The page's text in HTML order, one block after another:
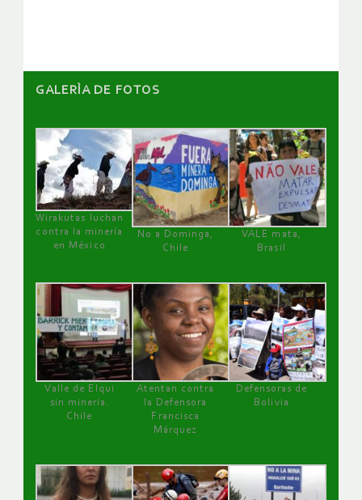
GALERÌA DE FOTOS
Wirakutas luchan
contra la minería
en México
No a Dominga,
Chile
VALE mata,
Brasil
Valle de Elqui
sin minería.
Chile
Atentan contra
la Defensora
Francisca
Márquez
Defensoras de
Bolivia